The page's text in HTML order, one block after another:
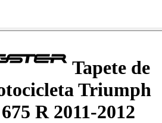
Tapete de
Triumph
R 2011-2012